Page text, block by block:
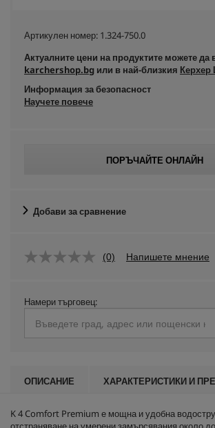
Артикулен номер: 1.324-750.0
Актуалните цени на продуктите можете да
karchershop.bg или в най-близкия Керхер
Информация за безопасност
Научете повече
ПОРЪЧАЙТЕ ОНЛАЙН
Добави за сравнение
(0) Напишете мнение
Намери търговец:
ОПИСАНИЕ ХАРАКТЕРИСТИКИ И
K 4 Comfort Premium е мощна и удобна